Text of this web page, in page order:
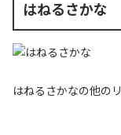
はねるさかな
はねるさかなの他の